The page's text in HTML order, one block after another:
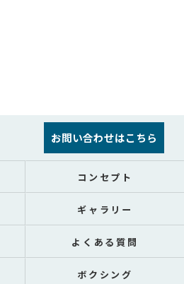
お問い合わせはこちら
コンセプト
ギャラリー
よくある質問
ボクシング